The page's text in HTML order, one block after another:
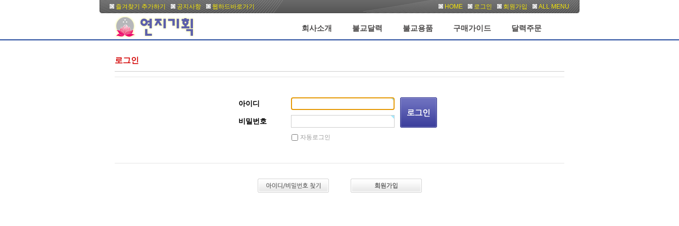
즐겨찾기 추가하기 공지사항 웹하드바로가기 HOME 로그인 회원가입 ALL MENU
회사소개 불교달력 불교용품 구매가이드 달력주문
로그인
아이디
비밀번호
자동로그인